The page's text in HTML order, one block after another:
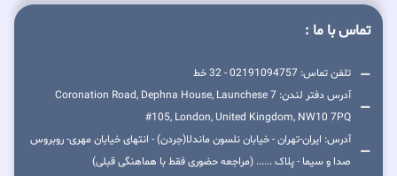
تماس با ما :
تلفن تماس: 02191094757 - 32 خط
آدرس دفتر لندن: 7 Coronation Road, Dephna House, Launchese
#105, London, United Kingdom, NW10 7PQ
آدرس: ایران-تهران - خیابان نلسون ماندلا(جردن) - انتهای خیابان مهری- روبروس
صدا و سیما - پلاک ...... (مراجعه حضوری فقط با هماهنگی قبلی)